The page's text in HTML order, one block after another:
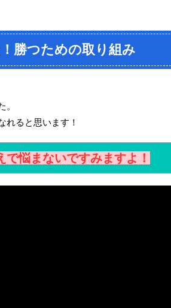
勝つための取り組み
れると思います！
悩まないですみますよ！